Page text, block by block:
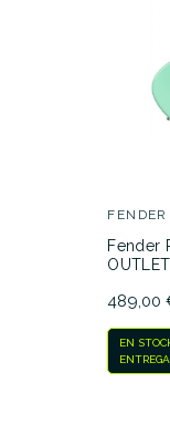
FENDER
Fender
489,00
EN